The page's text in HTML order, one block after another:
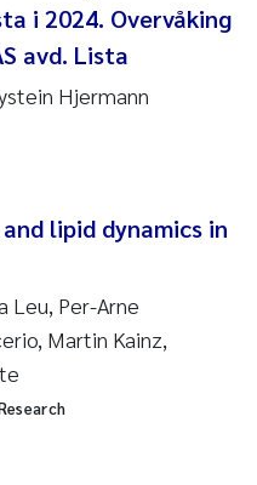
i 2024. Overvåking
avd. Lista
Hjermann
lipid dynamics in
Leu, Per-Arne
Martin Kainz,